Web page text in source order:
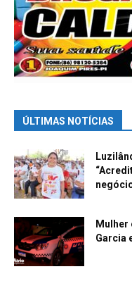
ÚLTIMAS NOTÍCIAS
Mulher
Garcia